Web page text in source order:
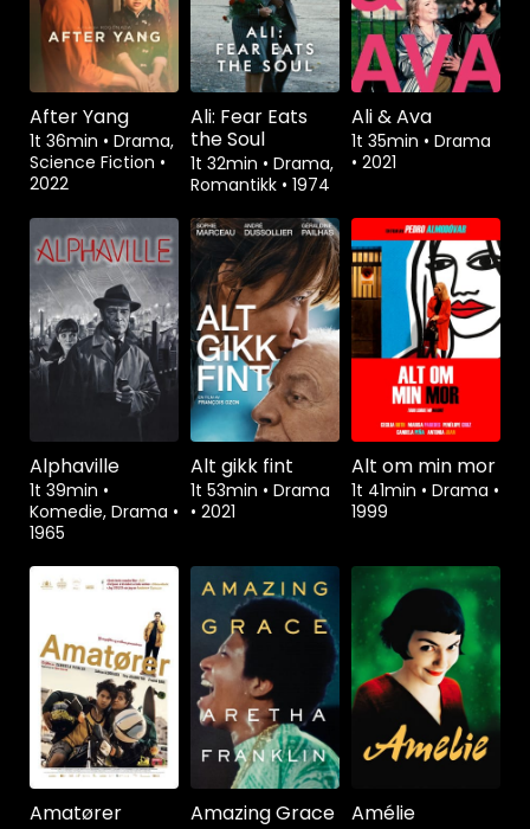
After Yang
1t 36min • Drama,
Science Fiction •
2022
Ali: Fear Eats
the Soul
1t 32min • Drama,
Romantikk • 1974
Ali & Ava
1t 35min • Drama
• 2021
Alphaville
1t 39min •
Komedie, Drama •
1965
Alt gikk fint
1t 53min • Drama
• 2021
Alt om min mor
1t 41min • Drama •
1999
Amatører Amazing Grace Amélie